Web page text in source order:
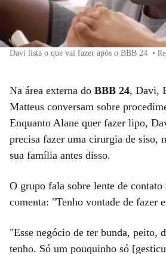
Davi lista o que vai fazer após o BBB 24 •
Na área externa do BBB 24, Davi,
Matteus conversam sobre
Enquanto Alane quer fazer lipo,
precisa fazer uma cirurgia de siso,
sua família antes disso.
O grupo fala sobre lente de contato
comenta: "Tenho vontade de fazer
"Esse negócio de ter bunda, peito,
tenho. Só um pouquinho só